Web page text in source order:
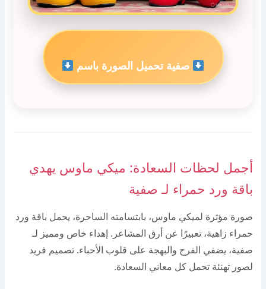
صفية تحميل الصورة باسم
أجمل لحظات السعادة: ميكي ماوس يهدي
باقة ورد حمراء لـ صفية
صورة مؤثرة لميكي ماوس، بابتسامته الساحرة، يحمل باقة ورد
حمراء زاهية، تعبيرًا عن أرق المشاعر. إهداء خاص ومميز لـ
صفية، يضفي الفرح والبهجة على قلوب الأحباء. تصميم فريد
لصور تهنئة تحمل كل معاني السعادة.